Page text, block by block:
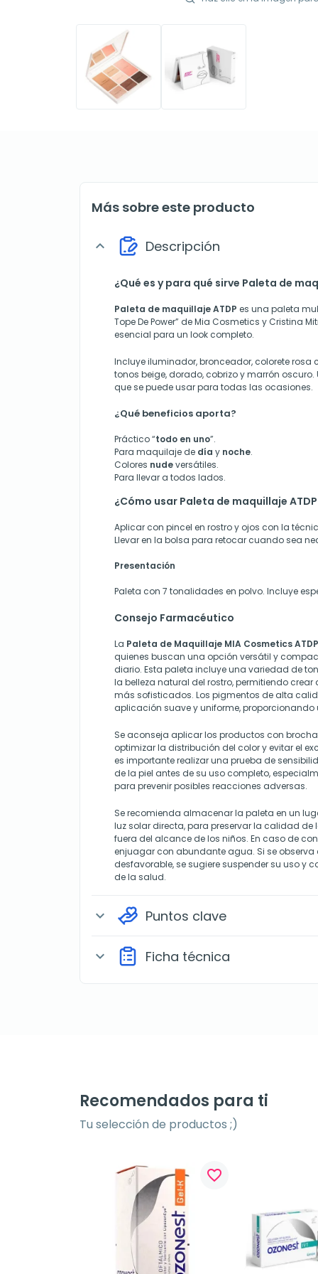
Más sobre este producto
expand_more Descripción
¿Qué es y para qué sirve Paleta de
Paleta de maquillaje ATDP es una paleta
Tope De Power” de Mia Cosmetics y Cristina
esencial para un look completo.
Incluye iluminador, bronceador, colorete rosa
tonos beige, dorado, cobrizo y marrón
que se puede usar para todas las ocasiones.
¿Qué beneficios aporta?
Práctico “todo en uno”.
Para maquilaje de día y noche.
Colores nudeversátiles.
Para llevar a todos lados.
¿Cómo usar Paleta de maquillaje
Aplicar con pincel en rostro y ojos con la
Llevar en la bolsa para retocar cuando sea
Presentación
Paleta con 7 tonalidades en polvo. Incluye
Consejo Farmacéutico
La Paleta de Maquillaje MIA Cosmetics ATDP
quienes buscan una opción versátil y
diario. Esta paleta incluye una variedad de
la belleza natural del rostro, permitiendo crear
más sofisticados. Los pigmentos de alta
aplicación suave y uniforme,
Se aconseja aplicar los productos con
optimizar la distribución del color y evitar el
es importante realizar una prueba de
de la piel antes de su uso completo,
para prevenir posibles reacciones adversas.
Se recomienda almacenar la paleta en un
luz solar directa, para preservar la calidad de
fuera del alcance de los niños. En caso de
enjuagar con abundante agua. Si se
desfavorable, se sugiere suspender su uso y
de la salud.
expand_more Puntos clave
expand_more Ficha técnica
Recomendados para ti
Tu selección de productos ;)
favorite_border